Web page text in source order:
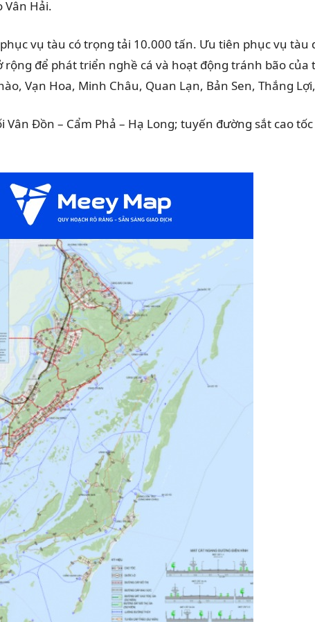
Vân Hải.
vụ tàu có trọng tải 10.000 tấn. Ưu tiên phục vụ tàu
rộng để phát triển nghề cá và hoạt động tránh bão
Vạn Hoa, Minh Châu, Quan Lạn, Bản Sen, Thắng
Đồn – Cẩm Phả – Hạ Long; tuyến đường sắt cao